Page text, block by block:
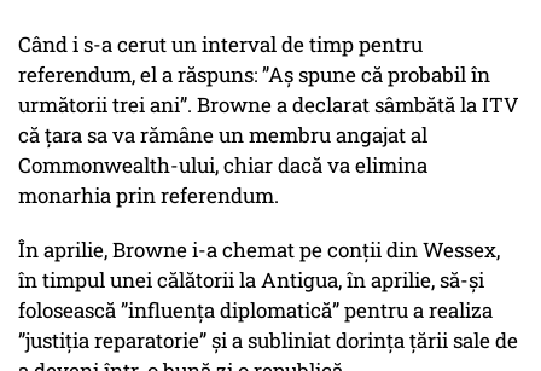
Când i s-a cerut un interval de timp pentru
referendum, el a răspuns: ”Aș spune că probabil în
următorii trei ani”. Browne a declarat sâmbătă la ITV
că țara sa va rămâne un membru angajat al
Commonwealth-ului, chiar dacă va elimina
monarhia prin referendum.
În aprilie, Browne i-a chemat pe conții din Wessex,
în timpul unei călătorii la Antigua, în aprilie, să-și
folosească ”influența diplomatică” pentru a realiza
”justiția reparatorie” și a subliniat dorința țării sale de